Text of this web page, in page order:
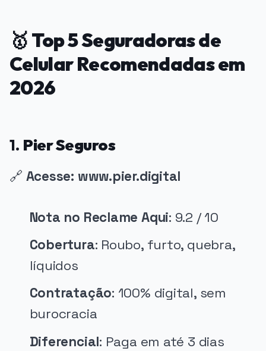
🥇 Top 5 Seguradoras de
Celular Recomendadas em
2026
1. Pier Seguros
🔗 Acesse: www.pier.digital
Nota no Reclame Aqui: 9.2 / 10
Cobertura: Roubo, furto, quebra,
líquidos
Contratação: 100% digital, sem
burocracia
Diferencial: Paga em até 3 dias